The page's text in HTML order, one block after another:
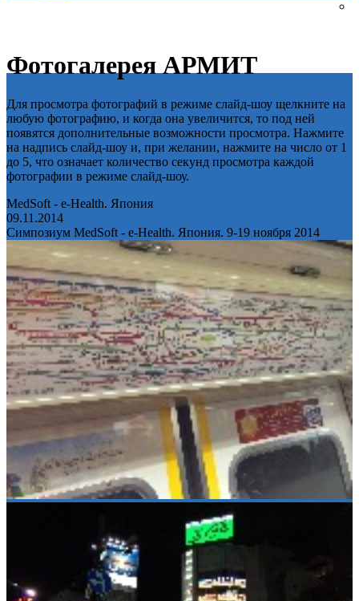
Фотогалерея АРМИТ
Для просмотра фотографий в режиме слайд-шоу щелкните на
любую фотографию, и когда она увеличится, то под ней
появятся дополнительные возможности просмотра. Нажмите
на надпись слайд-шоу и, при желании, нажмите на число от 1
до 5, что означает количество секунд просмотра каждой
фотографии в режиме слайд-шоу.
MedSoft - e-Health. Япония
09.11.2014
Симпозиум MedSoft - e-Health. Япония. 9-19 ноября 2014